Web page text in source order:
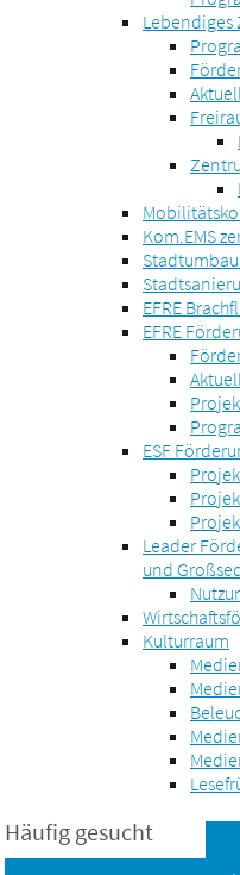
Lebendiges
Kom.EMS
EFRE
EFRE
ESF
Leader
und
Kulturraum
Häufig gesucht